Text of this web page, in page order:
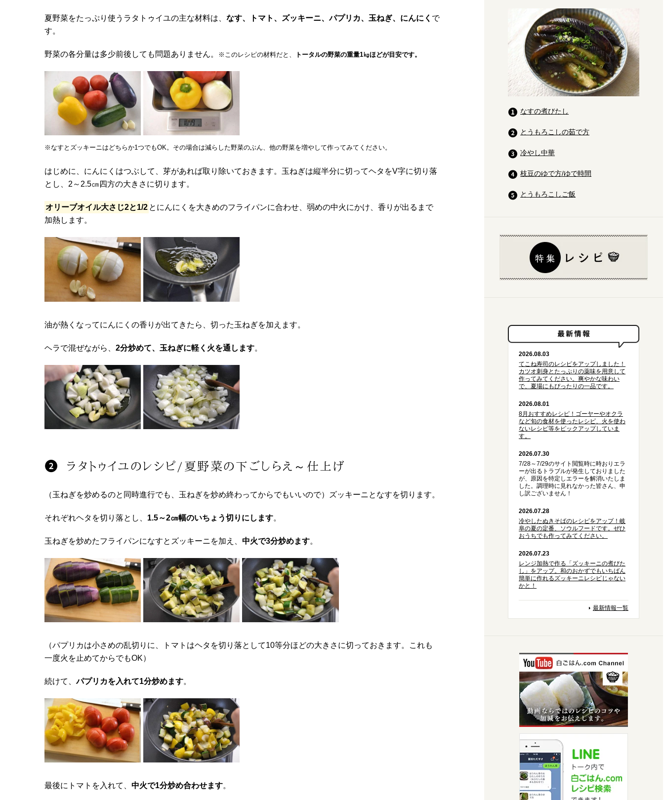
夏野菜をたっぷり使うラタトゥイユの主な材料は、 なす、トマト、ズッキーニ、パプリカ、玉ねぎ、にんにく で
す。
野菜の各分量は多少前後しても問題ありません。 ※このレシピの材料だと、 トータルの野菜の重量1㎏ほどが目安です。
※なすとズッキーニはどちらか1つでもOK。その場合は減らした野菜のぶん、他の野菜を増やして作ってみてください。
はじめに、にんにくはつぶして、芽があれば取り除いておきます。玉ねぎは縦半分に切ってヘタをV字に切り落
とし、2～2.5㎝四方の大きさに切ります。
オリーブオイル大さじ2と1/2 とにんにくを大きめのフライパンに合わせ、弱めの中火にかけ、香りが出るまで
加熱します。
油が熱くなってにんにくの香りが出てきたら、切った玉ねぎを加えます。
ヘラで混ぜながら、 2分炒めて、玉ねぎに軽く火を通します。
ラタトゥイユのレシピ/夏野菜の下ごしらえ～仕上げ
（玉ねぎを炒めるのと同時進行でも、玉ねぎを炒め終わってからでもいいので）ズッキーニとなすを切ります。
それぞれヘタを切り落とし、 1.5～2㎝幅のいちょう切りにします。
玉ねぎを炒めたフライパンになすとズッキーニを加え、 中火で3分炒めます。
（パプリカは小さめの乱切りに、トマトはヘタを切り落として10等分ほどの大きさに切っておきます。これも
一度火を止めてからでもOK）
続けて、パプリカを入れて1分炒めます。
最後にトマトを入れて、 中火で1分炒め合わせます。
なすの煮びたし
とうもろこしの茹で方
冷やし中華
枝豆のゆで方/ゆで時間
とうもろこしご飯
2026.08.03
てこね寿司のレシピをアップしました！
カツオ刺身とたっぷりの薬味を用意して
作ってみてください。爽やかな味わい
で、夏場にもぴったりの一品です。
2026.08.01
8月おすすめレシピ！ゴーヤーやオクラ
など旬の食材を使ったレシピ、火を使わ
ないレシピ等をピックアップしていま
す。
2026.07.30
7/28～7/29のサイト閲覧時に時おりエラ
ーが出るトラブルが発生しておりました
が、原因を特定しエラーを解消いたしま
した。調理時に見れなかった皆さん、申
し訳ございません！
2026.07.28
冷やしたぬきそばのレシピをアップ！岐
阜の夏の定番、ソウルフードです。ぜひ
おうちでも作ってみてください。
2026.07.23
レンジ加熱で作る「ズッキーニの煮びた
し」をアップ。和のおかずでもいちばん
簡単に作れるズッキーニレシピじゃない
かと！
最新情報一覧